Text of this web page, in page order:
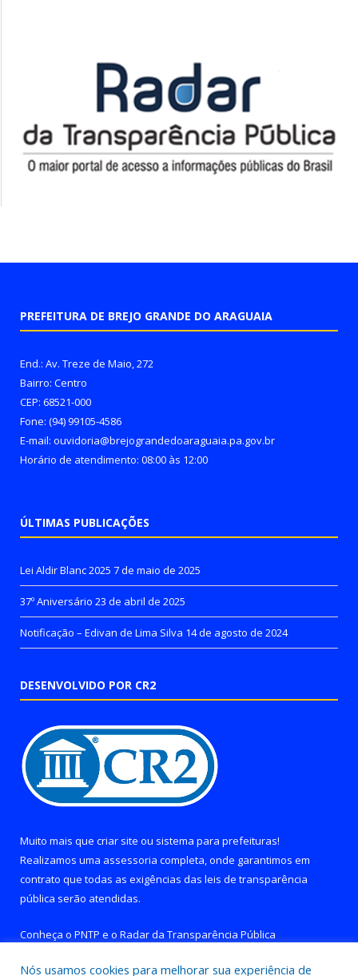
PREFEITURA DE BREJO GRANDE DO ARAGUAIA
End.: Av. Treze de Maio, 272
Bairro: Centro
CEP: 68521-000
Fone: (94) 99105-4586
E-mail: ouvidoria@brejograndedoaraguaia.pa.gov.br
Horário de atendimento: 08:00 às 12:00
ÚLTIMAS PUBLICAÇÕES
Lei Aldir Blanc 2025 7 de maio de 2025
37º Aniversário 23 de abril de 2025
Notificação – Edivan de Lima Silva 14 de agosto de 2024
DESENVOLVIDO POR CR2
Muito mais que criar site ou sistema para prefeituras!
Realizamos uma assessoria completa, onde garantimos em
contrato que todas as exigências das leis de transparência
pública serão atendidas.
Conheça o PNTP e o Radar da Transparência Pública
Nós usamos cookies para melhorar sua experiência de